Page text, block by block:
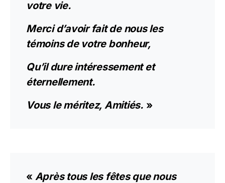
votre vie.
Merci d’avoir fait de nous les
témoins de votre bonheur,
Qu’il dure intéressement et
éternellement.
Vous le méritez, Amitiés. »
« Après tous les fêtes que nous